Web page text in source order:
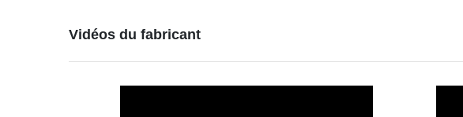
Vidéos du fabricant